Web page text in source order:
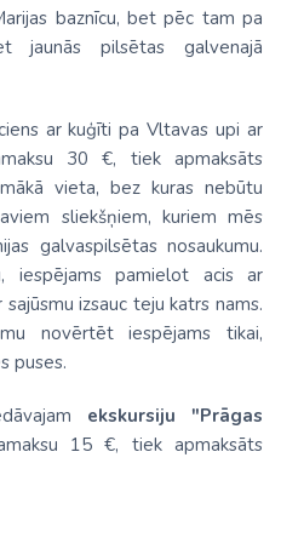
baznīcu, bet pēc tam pa
jaunās pilsētas galvenajā
ar kuģīti pa Vltavas upi ar
30 €, tiek apmaksāts
vieta, bez kuras nebūtu
sliekšņiem, kuriem mēs
galvaspilsētas nosaukumu.
iespējams pamielot acis ar
izsauc teju katrs nams.
novērtēt iespējams tikai,
puses.
ekskursiju "Prāgas
15 €, tiek apmaksāts